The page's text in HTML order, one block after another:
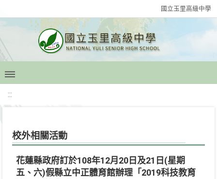
國立玉里高級中學
:::
校外相關活動
花蓮縣政府訂於108年12月20日及21日(星期
五、六)假縣立中正體育館辦理「2019科技教育